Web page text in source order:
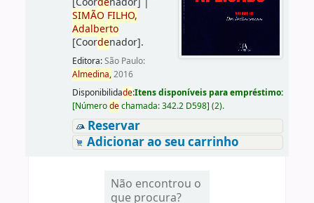
SIMÃO FILHO,
Adalberto
[Coordenador].
Editora:São Paulo:
Almedina,2016
Disponibilidade:Itens disponíveis para empréstimo:
[Númerodechamada:342.2 D598] (2).
Reservar
Adicionar ao seu carrinho
Não encontrou o
que procura?